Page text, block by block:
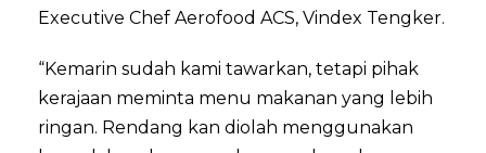
Executive Chef Aerofood ACS, Vindex Tengker.
“Kemarin sudah kami tawarkan, tetapi pihak
kerajaan meminta menu makanan yang lebih
ringan. Rendang kan diolah menggunakan